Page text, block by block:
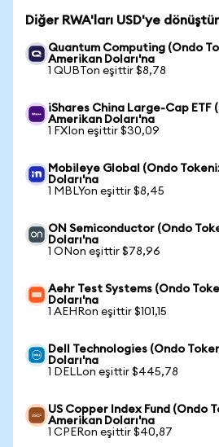
Diğer RWA'ları USD'ye dönüştür
Quantum Computing (Ondo
Amerikan Doları'na
1 QUBTon eşittir $8,78
iShares China Large-Cap ETF
Amerikan Doları'na
1 FXIon eşittir $30,09
Mobileye Global (Ondo
Doları'na
1 MBLYon eşittir $8,45
ON Semiconductor (Ondo
Doları'na
1 ONon eşittir $78,96
Aehr Test Systems (Ondo
Doları'na
1 AEHRon eşittir $101,15
Dell Technologies (Ondo
Doları'na
1 DELLon eşittir $445,78
US Copper Index Fund (Ondo
Amerikan Doları'na
1 CPERon eşittir $40,87